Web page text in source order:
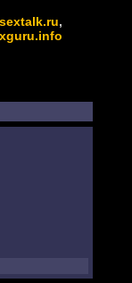
sextalk.ru,
xguru.info